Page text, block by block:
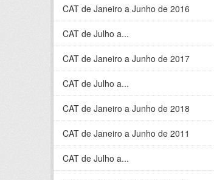
CAT de Janeiro a Junho de 2016
CAT de Julho a...
CAT de Janeiro a Junho de 2017
CAT de Julho a...
CAT de Janeiro a Junho de 2018
CAT de Janeiro a Junho de 2011
CAT de Julho a...